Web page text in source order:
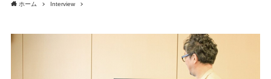
ホーム Interview